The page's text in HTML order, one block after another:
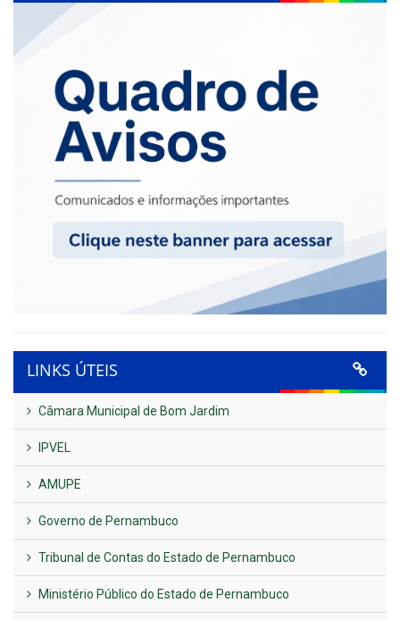
LINKS ÚTEIS
Câmara Municipal de Bom Jardim
IPVEL
AMUPE
Governo de Pernambuco
Tribunal de Contas do Estado de Pernambuco
Ministério Público do Estado de Pernambuco